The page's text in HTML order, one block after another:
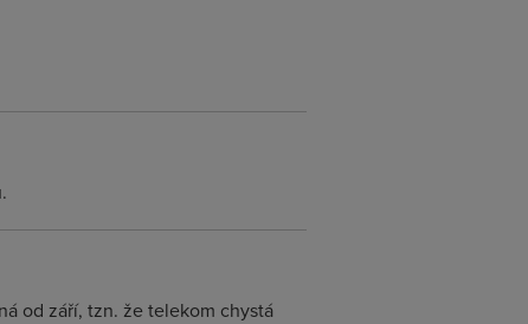
od září, tzn. že telekom chystá